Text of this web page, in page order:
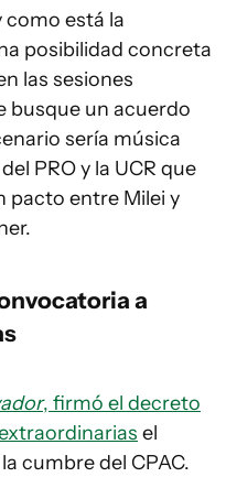
como está la
posibilidad concreta
las sesiones
busque un acuerdo
sería música
PRO y la UCR que
pacto entre Milei y
a
, firmó el decreto
el
cumbre del CPAC.